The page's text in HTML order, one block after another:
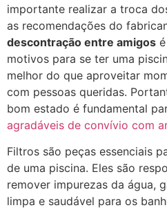
importante realizar a troca
as recomendações do
descontração entre amigos
motivos para se ter uma
melhor do que aproveitar
com pessoas queridas.
bom estado é fundamental
agradáveis de convívio com
Filtros são peças essenciais
de uma piscina. Eles são
remover impurezas da água,
limpa e saudável para os